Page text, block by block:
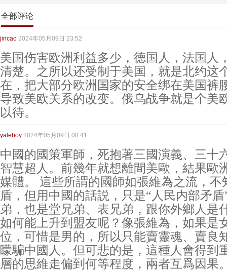
全部评论
jincao 2024年05月09日 23:52
美国伤害欧洲利益多少，德国人，法国人
清楚。之所以还受制于美国，就是北约这
在，把大部分欧洲国家的安全绑在美国裤
导致美欧关系的改变。俄乌战争就是个美
以待。
yaleboy 2024年05月09日 08:41
中國的國策軍師，死抱著三國演義、三十
智慧超人。前幾年就想離間美歐，結果歐
媒體。 這些所謂的國師如張維為之流，
盾，但用中國的話説，只是“人民内部矛
弟，也是堂兄弟、表兄弟，跟你外鄉人是
如何能上升到盟友呢？像張維為，如果是
位，可惜是男的，所以只能賣靈魂、賣良
矇騙中國人。但可悲的是，這種人會得到
層的思維走偏到何等程度，兩者互爲因果